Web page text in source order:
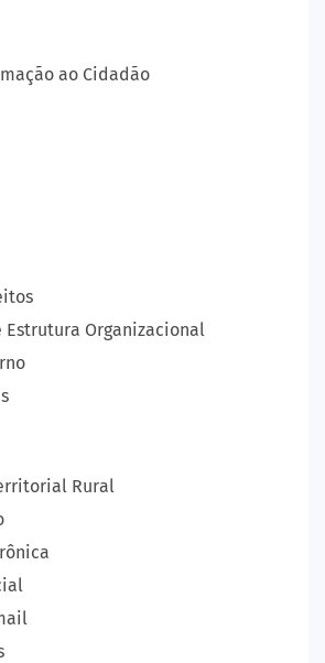
ao Cidadão
Estrutura Organizacional
Rural